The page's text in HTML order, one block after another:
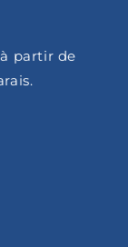
partir de